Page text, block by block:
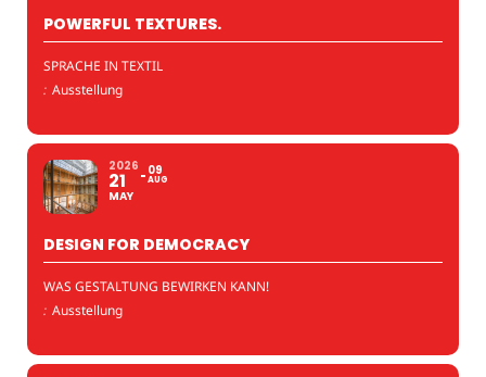
POWERFUL TEXTURES.
SPRACHE IN TEXTIL
: Ausstellung
2026
21
MAY
09
AUG
DESIGN FOR DEMOCRACY
WAS GESTALTUNG BEWIRKEN KANN!
: Ausstellung